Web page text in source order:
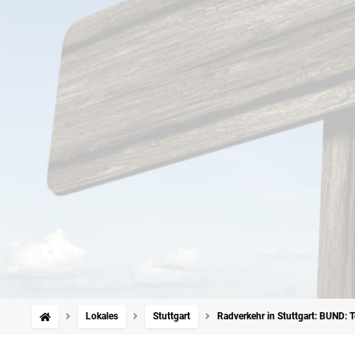
Lokales Stuttgart Radverkehr in Stuttgart: BUND: